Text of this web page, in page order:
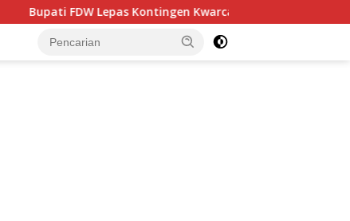
Kwarcab Minsel, Siap Harumkan Daerah di Jambore